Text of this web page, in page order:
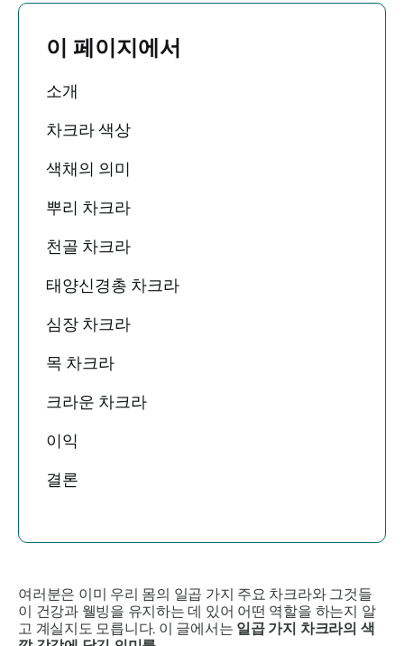
이 페이지에서
소개
차크라 색상
색채의 의미
뿌리 차크라
천골 차크라
태양신경총 차크라
심장 차크라
목 차크라
크라운 차크라
이익
결론
여러분은 이미 우리 몸의 일곱 가지 주요 차크라와 그것들
이 건강과 웰빙을 유지하는 데 있어 어떤 역할을 하는지 알
고 계실지도 모릅니다. 이 글에서는 일곱 가지 차크라의 색